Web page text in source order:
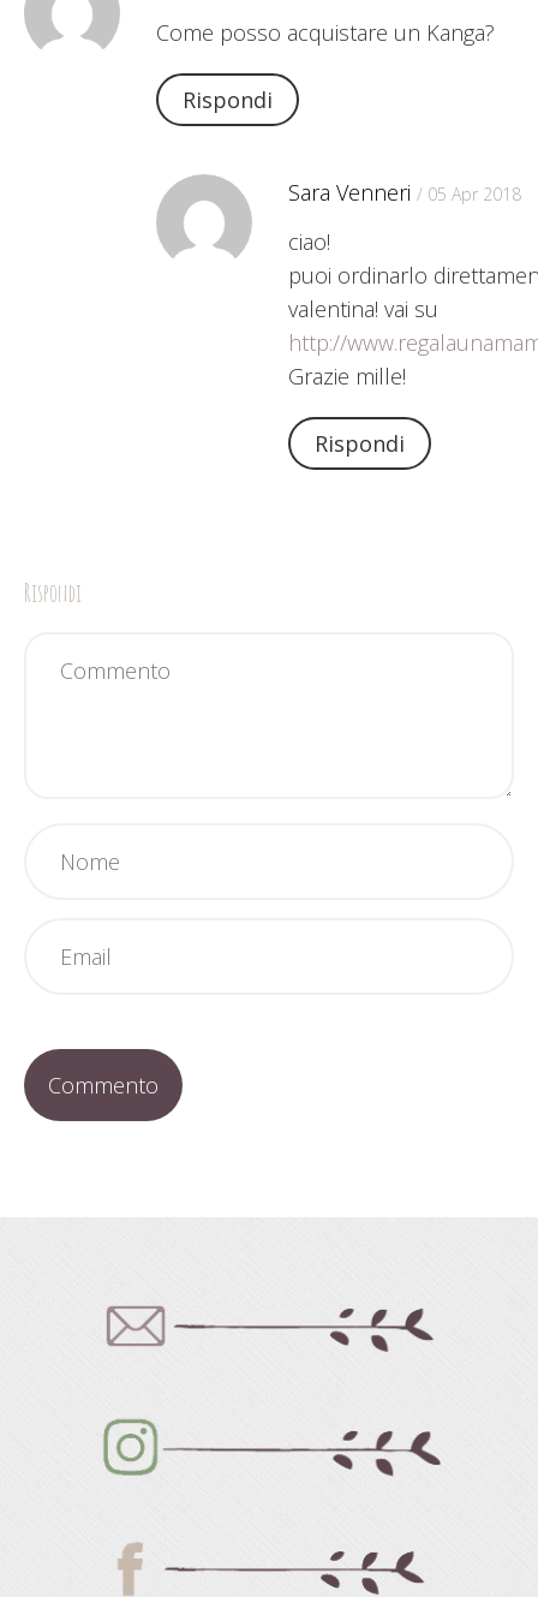
Come posso acquistare un Kanga?
Rispondi
Sara Venneri / 05 Apr 2018
ciao!
puoi ordinarlo
valentina! vai su
http://
Grazie mille!
Rispondi
Rispondi